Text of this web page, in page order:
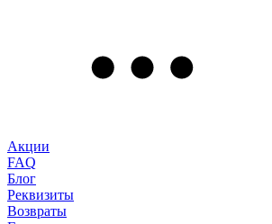
Акции
FAQ
Блог
Реквизиты
Возвраты